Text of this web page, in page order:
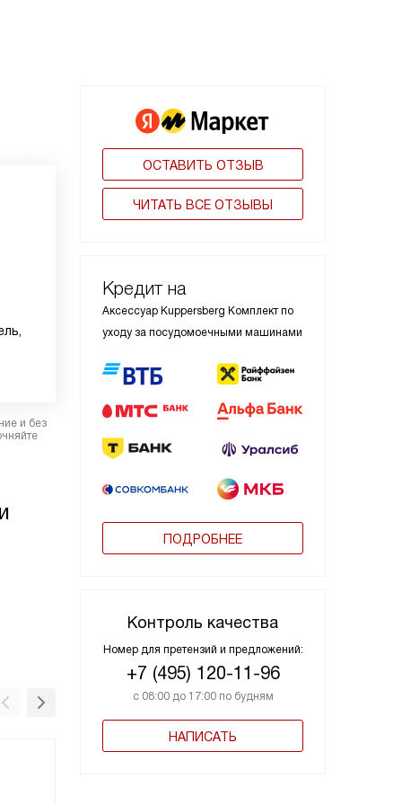
ОСТАВИТЬ ОТЗЫВ
ЧИТАТЬ ВСЕ ОТЗЫВЫ
Кредит на
Аксессуар Kuppersberg Комплект по
уходу за посудомоечными машинами
ПОДРОБНЕЕ
Контроль качества
Номер для претензий и предложений:
+7 (495) 120-11-96
с 08:00 до 17:00 по будням
НАПИСАТЬ
и без